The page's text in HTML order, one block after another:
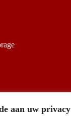
aan uw privacy